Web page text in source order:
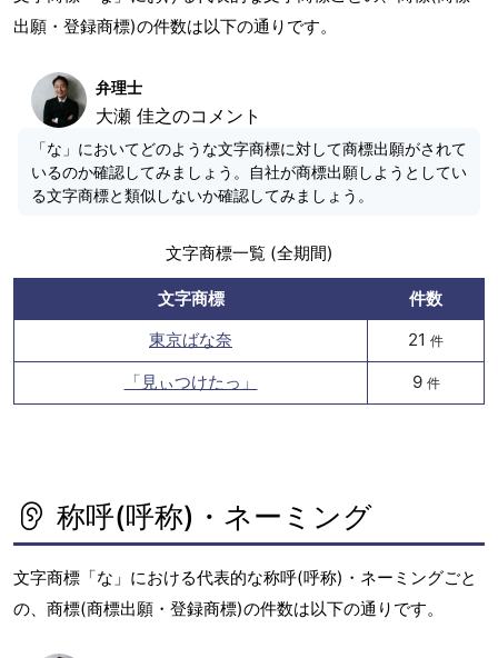
出願・登録商標)の件数は以下の通りです。
弁理士
大瀬 佳之のコメント
「な」においてどのような文字商標に対して商標出願がされて
いるのか確認してみましょう。自社が商標出願しようとしてい
る文字商標と類似しないか確認してみましょう。
文字商標一覧 (全期間)
文字商標
件数
東京ばな奈
21 件
「見ぃつけたっ」 9 件
称呼(呼称)・ネーミング
文字商標「な」における代表的な称呼(呼称)・ネーミングごと
の、商標(商標出願・登録商標)の件数は以下の通りです。